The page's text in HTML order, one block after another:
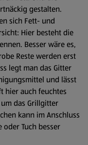
gestalten.
sich Fett- und
Hier besteht die
Besser wäre es,
Reste werden erst
legt man das Gitter
und lässt
hier auch feuchtes
das Grillgitter
kann im Anschluss
Tuch besser